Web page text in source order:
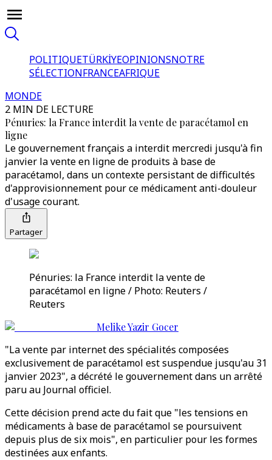
POLITIQUETÜRKİYEOPINIONSNOTRE
SÉLECTIONFRANCEAFRIQUE
MONDE
2 MIN DE LECTURE
Pénuries: la France interdit la vente de paracétamol en
ligne
Le gouvernement français a interdit mercredi jusqu'à fin
janvier la vente en ligne de produits à base de
paracétamol, dans un contexte persistant de difficultés
d'approvisionnement pour ce médicament anti-douleur
d'usage courant.
Partager
Pénuries: la France interdit la vente de
paracétamol en ligne / Photo: Reuters /
Reuters
Melike Yazir Gocer
"La vente par internet des spécialités composées
exclusivement de paracétamol est suspendue jusqu'au 31
janvier 2023", a décrété le gouvernement dans un arrêté
paru au Journal officiel.
Cette décision prend acte du fait que "les tensions en
médicaments à base de paracétamol se poursuivent
depuis plus de six mois", en particulier pour les formes
destinées aux enfants.